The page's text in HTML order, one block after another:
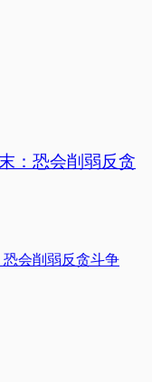
：恐会削弱反贪